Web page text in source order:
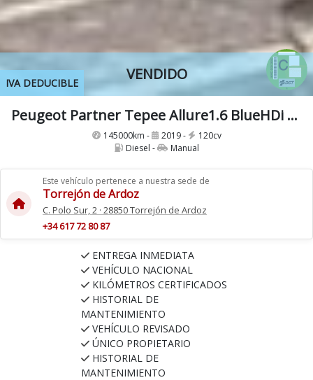
VENDIDO
IVA DEDUCIBLE
Peugeot Partner Tepee Allure1.6 BlueHDi Combi 120Cv Etiqueta C
145000km - 2019 -
120cv
Diesel -
Manual
Este vehículo pertenece a nuestra sede de
Torrejón de Ardoz
C. Polo Sur, 2 · 28850 Torrejón de Ardoz
+34 617 72 80 87
ENTREGA INMEDIATA
VEHÍCULO NACIONAL
KILÓMETROS CERTIFICADOS
HISTORIAL DE
MANTENIMIENTO
VEHÍCULO REVISADO
ÚNICO PROPIETARIO
HISTORIAL DE
MANTENIMIENTO